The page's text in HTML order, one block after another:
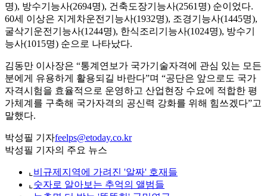
명), 방수기능사(2694명), 건축도장기능사(2561명) 순이었다.
60세 이상은 지게차운전기능사(1932명), 조경기능사(1445명),
굴삭기운전기능사(1244명), 한식조리기능사(1024명), 방수기
능사(1015명) 순으로 나타났다.
김동만 이사장은 “통계연보가 국가기술자격에 관심 있는 모든
분에게 유용하게 활용되길 바란다”며 “공단은 앞으로도 국가
자격시험을 효율적으로 운영하고 산업현장 수요에 적합한 평
가체계를 구축해 국가자격의 공신력 강화를 위해 힘쓰겠다”고
말했다.
박성필 기자feelps@etoday.co.kr
박성필 기자의 주요 뉴스
⌞ 비규제지역에 가려진 '알짜' 호재들
⌞ 숫자로 알아보는 추억의 앨범들